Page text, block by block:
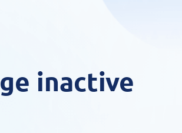
inactive